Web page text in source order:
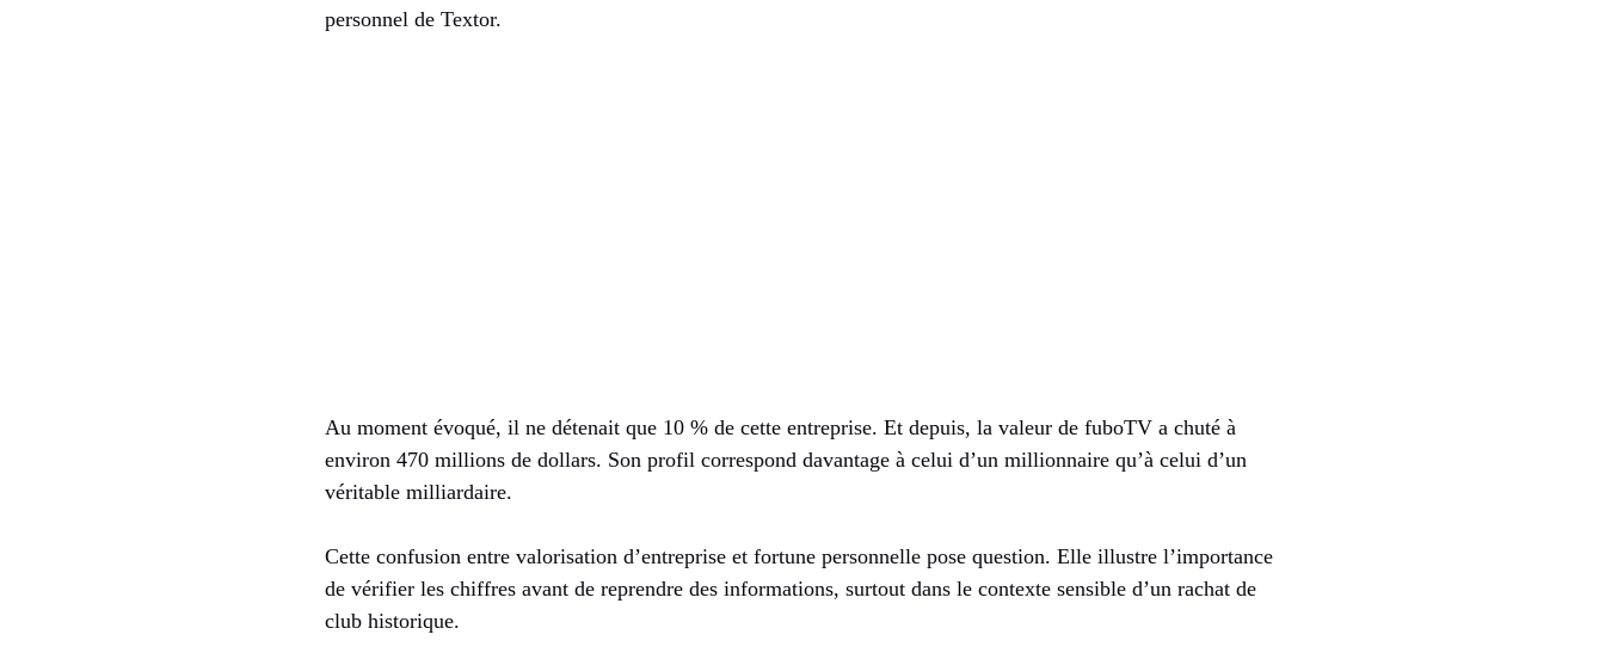
personnel de Textor.
Au moment évoqué, il ne détenait que 10 % de cette entreprise. Et depuis, la valeur de fuboTV a chuté à
environ 470 millions de dollars. Son profil correspond davantage à celui d’un millionnaire qu’à celui d’un
véritable milliardaire.
Cette confusion entre valorisation d’entreprise et fortune personnelle pose question. Elle illustre l’importance
de vérifier les chiffres avant de reprendre des informations, surtout dans le contexte sensible d’un rachat de
club historique.